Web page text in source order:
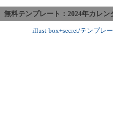
無料テンプレート：2024年カレ
illust-box+secret/テンプレー